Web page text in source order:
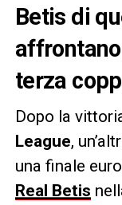
Betis di
terza
Dopo la
League,
una finale
Real Betis